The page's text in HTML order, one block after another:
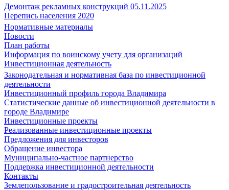
Демонтаж рекламных конструкций 05.11.2025
Перепись населения 2020
Нормативные материалы
Новости
План работы
Информация по воинскому учету для организаций
Инвестиционная деятельность
Законодательная и нормативная база по инвестиционной
деятельности
Инвестиционный профиль города Владимира
Статистические данные об инвестиционной деятельности в
городе Владимире
Инвестиционные проекты
Реализованные инвестиционные проекты
Предложения для инвесторов
Обращение инвестора
Муниципально-частное партнерство
Поддержка инвестиционной деятельности
Контакты
Землепользование и градостроительная деятельность